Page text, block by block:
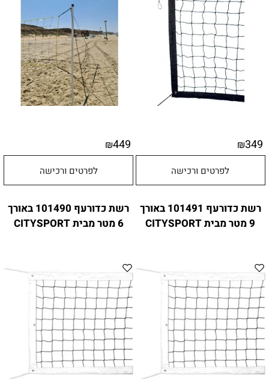
₪349
לפרטים ורכישה
₪449
לפרטים ורכישה
רשת כדורעף 101491 באורך
9 מטר מבית CITYSPORT
רשת כדורעף 101490 באורך
6 מטר מבית CITYSPORT